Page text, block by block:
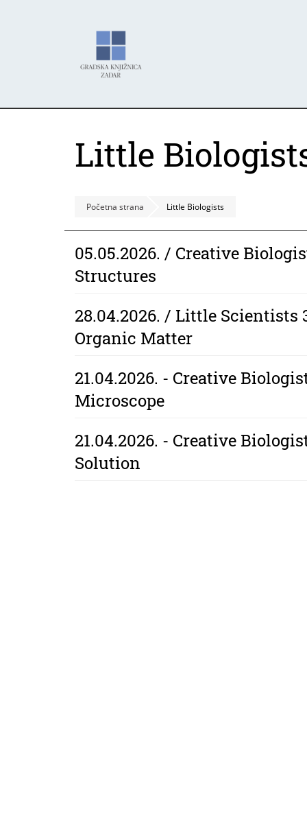
Little
Početna strana Little Biologists
05.05.2026. / Creative
Structures
28.04.2026. / Little Scientists
Organic Matter
21.04.2026. - Creative
Microscope
21.04.2026. - Creative
Solution